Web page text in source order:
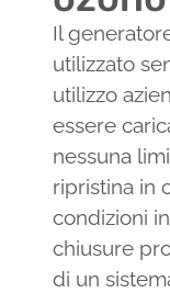
Il
utilizzato
utilizzo
essere
nessuna
ripristina in
condizioni
chiusure
di un